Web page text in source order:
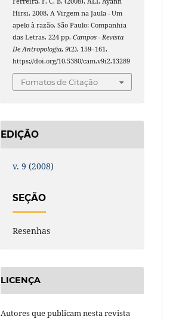
Hirsi. 2008. A Virgem na Jaula - Um
apelo à razão. São Paulo: Companhia
das Letras. 224 pp.Campos - Revista
De Antropologia,9(2), 159–161.
https://doi.org/10.5380/cam.v9i2.13289
Fomatos de Citação
EDIÇÃO
v. 9 (2008)
SEÇÃO
Resenhas
LICENÇA
Autores que publicam nesta revista